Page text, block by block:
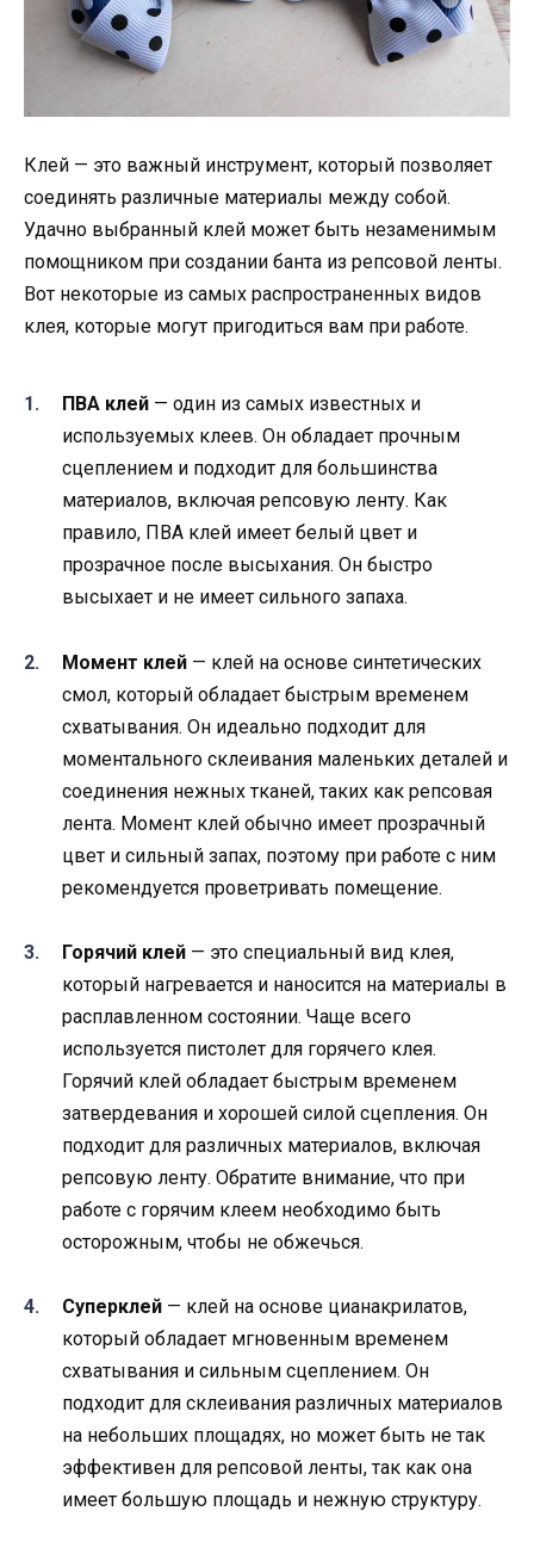
Клей — это важный инструмент, который позволяет
соединять различные материалы между собой.
Удачно выбранный клей может быть незаменимым
помощником при создании банта из репсовой ленты.
Вот некоторые из самых распространенных видов
клея, которые могут пригодиться вам при работе.
ПВА клей — один из самых известных и
используемых клеев. Он обладает прочным
сцеплением и подходит для большинства
материалов, включая репсовую ленту. Как
правило, ПВА клей имеет белый цвет и
прозрачное после высыхания. Он быстро
высыхает и не имеет сильного запаха.
Момент клей — клей на основе синтетических
смол, который обладает быстрым временем
схватывания. Он идеально подходит для
моментального склеивания маленьких деталей и
соединения нежных тканей, таких как репсовая
лента. Момент клей обычно имеет прозрачный
цвет и сильный запах, поэтому при работе с ним
рекомендуется проветривать помещение.
Горячий клей — это специальный вид клея,
который нагревается и наносится на материалы в
расплавленном состоянии. Чаще всего
используется пистолет для горячего клея.
Горячий клей обладает быстрым временем
затвердевания и хорошей силой сцепления. Он
подходит для различных материалов, включая
репсовую ленту. Обратите внимание, что при
работе с горячим клеем необходимо быть
осторожным, чтобы не обжечься.
Суперклей — клей на основе цианакрилатов,
который обладает мгновенным временем
схватывания и сильным сцеплением. Он
подходит для склеивания различных материалов
на небольших площадях, но может быть не так
эффективен для репсовой ленты, так как она
имеет большую площадь и нежную структуру.